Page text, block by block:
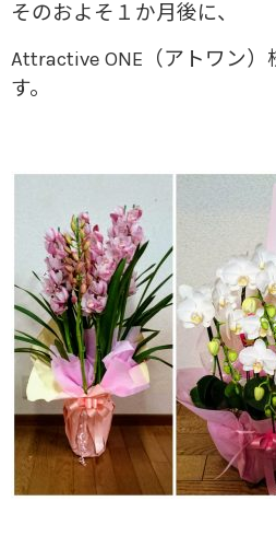
そのおよそ１か月後に、
Attractive ONE（アトワン
す。